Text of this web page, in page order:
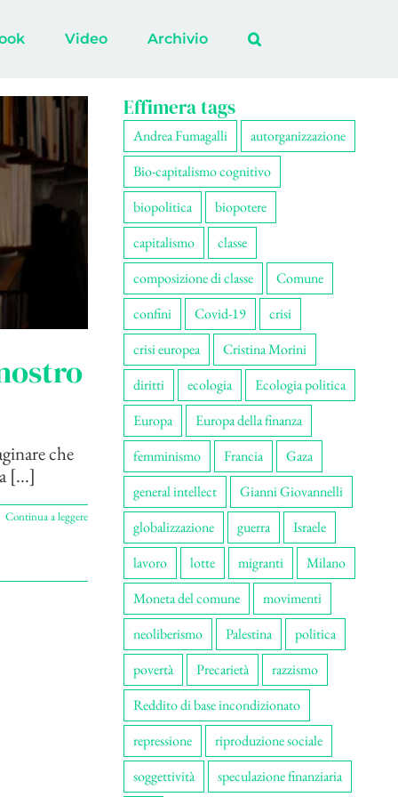
Video Archivio
che
[...]
Continua a leggere
Effimera tags
Andrea Fumagalli
autorganizzazione
Bio-capitalismo cognitivo
biopolitica
biopotere
capitalismo
classe
composizione di classe
Comune
confini
Covid-19
crisi
crisi europea
Cristina Morini
diritti
ecologia
Ecologia politica
Europa
Europa della finanza
femminismo
Francia
Gaza
general intellect
Gianni Giovannelli
globalizzazione
guerra
Israele
lavoro
lotte migranti
Milano
Moneta del comune
movimenti
neoliberismo
Palestina
politica
povertà
Precarietà
razzismo
Reddito di base incondizionato
repressione
riproduzione sociale
soggettività
speculazione finanziaria